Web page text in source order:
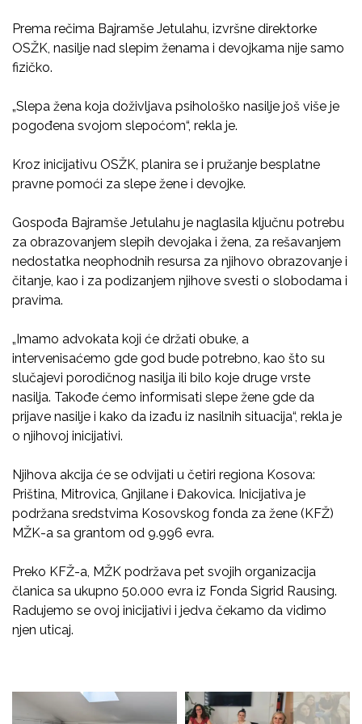
Prema rečima Bajramše Jetulahu, izvršne direktorke
OSŽK, nasilje nad slepim ženama i devojkama nije samo
fizičko.
„Slepa žena koja doživljava psihološko nasilje još više je
pogođena svojom slepoćom“, rekla je.
Kroz inicijativu OSŽK, planira se i pružanje besplatne
pravne pomoći za slepe žene i devojke.
Gospođa Bajramše Jetulahu je naglasila ključnu potrebu
za obrazovanjem slepih devojaka i žena, za rešavanjem
nedostatka neophodnih resursa za njihovo obrazovanje i
čitanje, kao i za podizanjem njihove svesti o slobodama i
pravima.
„Imamo advokata koji će držati obuke, a
intervenisaćemo gde god bude potrebno, kao što su
slučajevi porodičnog nasilja ili bilo koje druge vrste
nasilja. Takođe ćemo informisati slepe žene gde da
prijave nasilje i kako da izađu iz nasilnih situacija“, rekla je
o njihovoj inicijativi.
Njihova akcija će se odvijati u četiri regiona Kosova:
Priština, Mitrovica, Gnjilane i Đakovica. Inicijativa je
podržana sredstvima Kosovskog fonda za žene (KFŽ)
MŽK-a sa grantom od 9.996 evra.
Preko KFŽ-a, MŽK podržava pet svojih organizacija
članica sa ukupno 50.000 evra iz Fonda Sigrid Rausing.
Radujemo se ovoj inicijativi i jedva čekamo da vidimo
njen uticaj.